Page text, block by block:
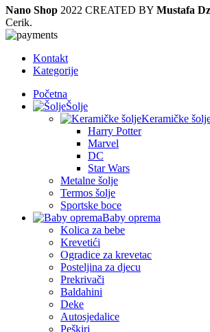
Nano Shop 2022 CREATED BY Mustafa
Cerik.
Kontakt
Kategorije
Početna
Šolje
Keramičke
Harry Potter
Marvel
DC
Star Wars
Metalne šolje
Termos šolje
Sportske boce
Baby oprema
Kolica za bebe
Krevetići
Ogradice za krevetac
Posteljina za djecu
Prekrivači
Baldahini
Deke
Autosjedalice
Peškiri